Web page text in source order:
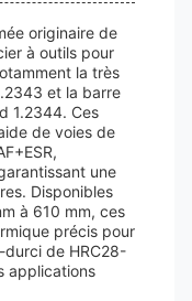
originaire de
à outils pour
la très
et la barre
1.2344. Ces
de voies de
une
Disponibles
à 610 mm, ces
précis pour
de HRC28-
applications